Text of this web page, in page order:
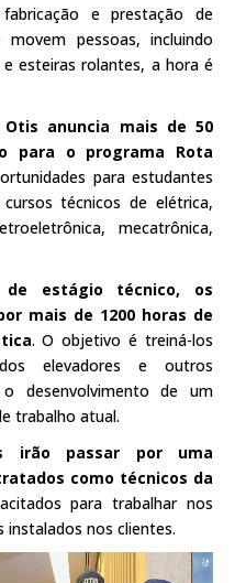
e prestação de
pessoas, incluindo
esteiras rolantes, a hora é
Otis anuncia mais de 50
para o programa Rota
para estudantes
técnicos de elétrica,
mecatrônica,
estágio técnico, os
mais de 1200 horas de
. O objetivo é treiná-los
elevadores e outros
desenvolvimento de um
trabalho atual.
irão passar por uma
como técnicos da
para trabalhar nos
instalados nos clientes.